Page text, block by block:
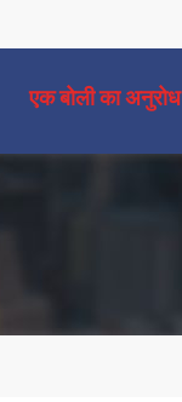
एक बोली का अनुरोध